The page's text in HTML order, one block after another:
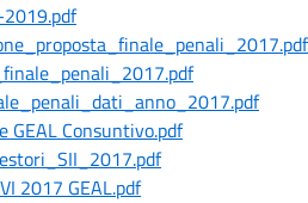
Consuntivo.pdf
2017 GEAL.pdf